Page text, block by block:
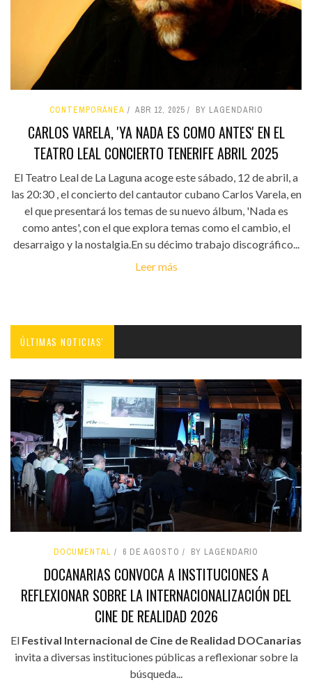
CONTEMPORÁNEA ABR 12, 2025 BY LAGENDARIO
CARLOS VARELA, 'YA NADA ES COMO ANTES' EN EL
TEATRO LEAL CONCIERTO TENERIFE ABRIL 2025
El Teatro Leal de La Laguna acoge este sábado, 12 de abril, a
las 20:30 , el concierto del cantautor cubano Carlos Varela, en
el que presentará los temas de su nuevo álbum, 'Nada es
como antes', con el que explora temas como el cambio, el
desarraigo y la nostalgia.En su décimo trabajo discográfico...
Leer más
ÚLTIMAS NOTICIAS'
DOCUMENTAL 6 DE AGOSTO BY LAGENDARIO
DOCANARIAS CONVOCA A INSTITUCIONES A
REFLEXIONAR SOBRE LA INTERNACIONALIZACIÓN DEL
CINE DE REALIDAD 2026
El Festival Internacional de Cine de Realidad DOCanarias
invita a diversas instituciones públicas a reflexionar sobre la
búsqueda...